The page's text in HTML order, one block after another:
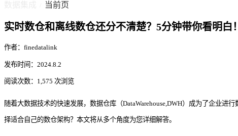
当前页
实时数仓和离线数仓还分不清楚？5分钟带你看明白！
作者：finedatalink
发布时间：2024.8.2
阅读次数：1,575 次浏览
随着大数据技术的快速发展，数据仓库（DataWarehouse,DWH）成为了企业
择适合自己的数仓架构？本文将从多个角度为您详细解答。